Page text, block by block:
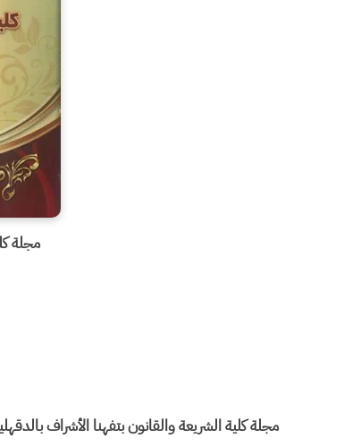
مجلة
مجلة کلیة الشریعة والقانون بتفهنا الأشراف